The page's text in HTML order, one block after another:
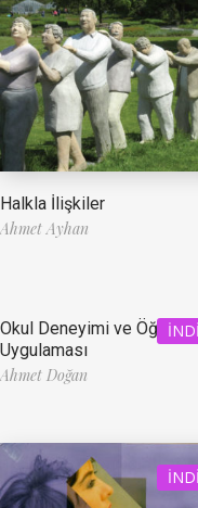
Halkla İlişkiler
Ahmet Ayhan
Okul Deneyimi ve
Uygulaması
Ahmet Doğan